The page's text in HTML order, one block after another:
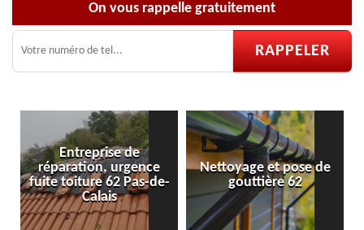
On vous rappelle gratuitement
de
Pas-de-
Nettoyage et pose de
gouttière 62
Pose et
velux 62